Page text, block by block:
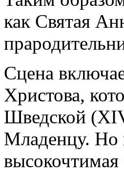
как Святая
Сцена
Христова,
Шведской
Младенцу. Но